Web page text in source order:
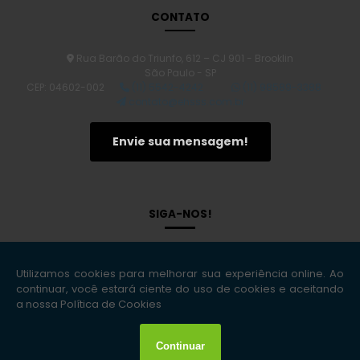
Laudo de Avaliação de Imóvel: O Segredo para Valorizar Seu
Descubra o Verdadeiro Preço: Quanto Custa um Laudo de
Laudo Bombeiro CLCB: O Que Você Precisa Saber para Garantir a
Transforme seu Ambiente: Descubra o Poder do Projeto Segurança
do Trabalho
Avaliação Ambiental: Importância e Métodos para
CONTATO
Envie sua mensagem!
SIGA-NOS!
Copyright © EHS Soluções Inteligentes. (Lei 9610 de 19/02/1998)
W3C